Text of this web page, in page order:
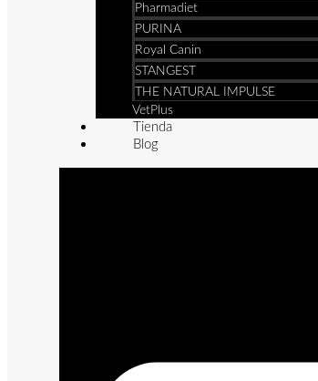
Pharmadiet
PURINA
Royal Canin
STANGEST
THE NATURAL IMPULSE
VetPlus
Tienda
Blog